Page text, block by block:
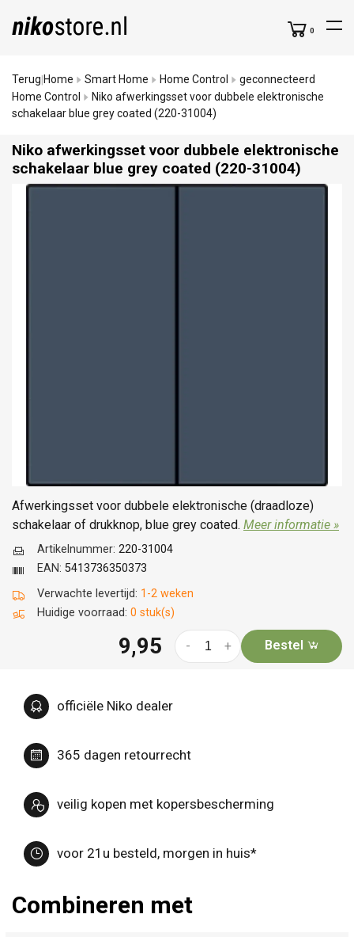
0
Terug Home Smart Home Home Control
geconnecteerd
Home Control
Niko afwerkingsset voor dubbele elektronische
schakelaar blue grey coated (220-31004)
Niko afwerkingsset voor dubbele elektronische
schakelaar blue grey coated (220-31004)
Afwerkingsset voor dubbele elektronische (draadloze)
schakelaar of drukknop, blue grey coated. Meer informatie »
Verwachte levertijd: 1-2 weken
Huidige voorraad: 0 stuk(s)
Artikelnummer: 220-31004
EAN: 5413736350373
9,95 +
- Bestel
officiële Niko dealer
365 dagen retourrecht
veilig kopen met kopersbescherming
voor 21u besteld, morgen in huis*
Combineren met